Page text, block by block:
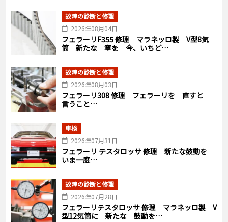
故障の診断と修理
2026年08月04日
フェラーリF355 修理 マラネッロ製 V型8気
筒 新たな 章を 今、いちど…
故障の診断と修理
2026年08月03日
フェラーリ308 修理 フェラーリを 直すと
言うこと…
車検
2026年07月31日
フェラーリ テスタロッサ 修理 新たな鼓動を
いま一度…
故障の診断と修理
2026年07月28日
フェラーリテスタロッサ 修理 マラネッロ製 V
型12気筒に 新たな 鼓動を…